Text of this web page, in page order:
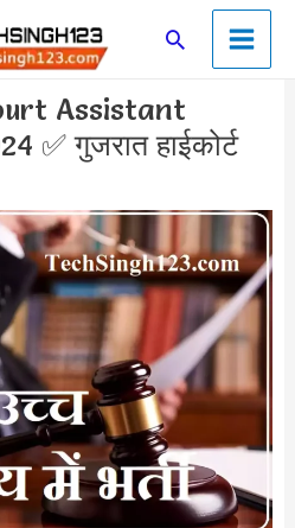
SearchMain
Menu
Assistant
✅ गुजरात हाईकोर्ट